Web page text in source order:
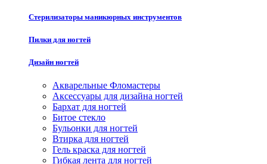
Стерилизаторы маникюрных инструментов
Пилки для ногтей
Дизайн ногтей
Акварельные Фломастеры
Аксессуары для дизайна ногтей
Бархат для ногтей
Битое стекло
Бульонки для ногтей
Втирка для ногтей
Гель краска для ногтей
Гибкая лента для ногтей